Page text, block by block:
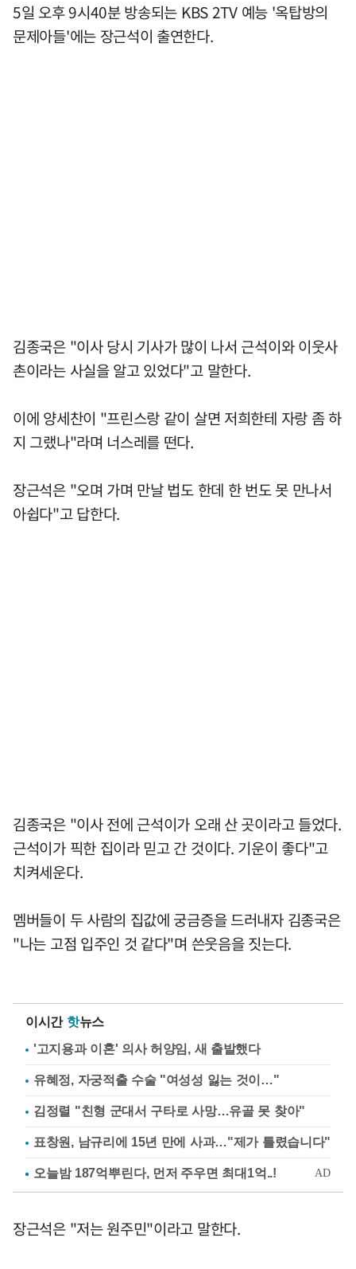
5일 오후 9시40분 방송되는 KBS 2TV 예능 '옥탑방의
문제아들'에는 장근석이 출연한다.
김종국은 "이사 당시 기사가 많이 나서 근석이와 이웃사
촌이라는 사실을 알고 있었다"고 말한다.
이에 양세찬이 "프린스랑 같이 살면 저희한테 자랑 좀 하
지 그랬나"라며 너스레를 떤다.
장근석은 "오며 가며 만날 법도 한데 한 번도 못 만나서
아쉽다"고 답한다.
김종국은 "이사 전에 근석이가 오래 산 곳이라고 들었다.
근석이가 픽한 집이라 믿고 간 것이다. 기운이 좋다"고
치켜세운다.
멤버들이 두 사람의 집값에 궁금증을 드러내자 김종국은
"나는 고점 입주인 것 같다"며 쓴웃음을 짓는다.
이시간 핫뉴스
'고지용과 이혼' 의사 허양임, 새 출발했다
유혜정, 자궁적출 수술 "여성성 잃는 것이…"
김정렬 "친형 군대서 구타로 사망…유골 못 찾아"
표창원, 남규리에 15년 만에 사과…"제가 틀렸습니다"
장근석은 "저는 원주민"이라고 말한다.